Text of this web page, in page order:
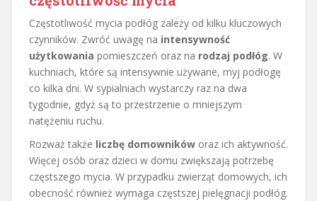
Częstotliwość mycia podłóg zależy od kilku kluczowych
czynników. Zwróć uwagę na intensywność
użytkowania pomieszczeń oraz na rodzaj podłóg. W
kuchniach, które są intensywnie używane, myj podłogę
co kilka dni. W sypialniach wystarczy raz na dwa
tygodnie, gdyż są to przestrzenie o mniejszym
natężeniu ruchu.
Rozważ także liczbę domowników oraz ich aktywność.
Więcej osób oraz dzieci w domu zwiększają potrzebę
częstszego mycia. W przypadku zwierząt domowych, ich
obecność również wymaga częstszej pielęgnacji podłóg.